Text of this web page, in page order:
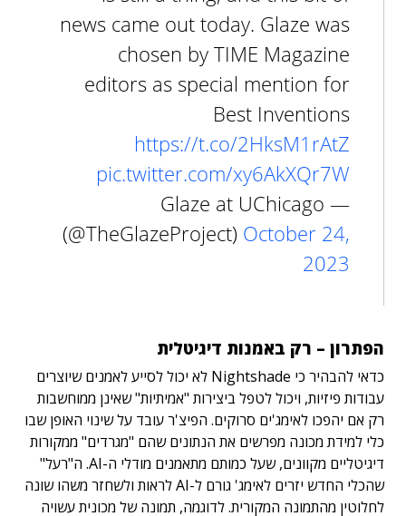
news came out today. Glaze was
chosen by TIME Magazine
editors as special mention for
Best Inventions
https://t.co/2HksM1rAtZ
pic.twitter.com/xy6AkXQr7W
— Glaze at UChicago
(@TheGlazeProject) October 24,
2023
הפתרון – רק באמנות דיגיטלית
כדאי להבהיר כי Nightshade לא יכול לסייע לאמנים שיוצרים
עבודות פיזיות, ויכול לטפל ביצירות "אמיתיות" שאינן ממוחשבות
רק אם יהפכו לאימג'ים סרוקים. הפיצ'ר עובד על שינוי האופן שבו
כלי למידת מכונה מפרשים את הנתונים שהם "מגרדים" ממקורות
דיגיטליים מקוונים, שעל כמותם מתאמנים מודלי ה-AI. ה"רעל"
שהכלי החדש יזרים לאימג' גורם ל-AI לראות ולשחזר משהו שונה
לחלוטין מהתמונה המקורית. לדוגמה, תמונה של מכונית עשויה